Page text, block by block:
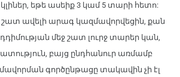
եթե ասեիք 3 կամ 5 տարի հետո:
շատ ավելի արագ կազմավորվեցին, քան
մեջ շատ լուրջ տարեր կան,
բայց ընդհանուր առմամբ
գործընթացը տակավին չի էլ